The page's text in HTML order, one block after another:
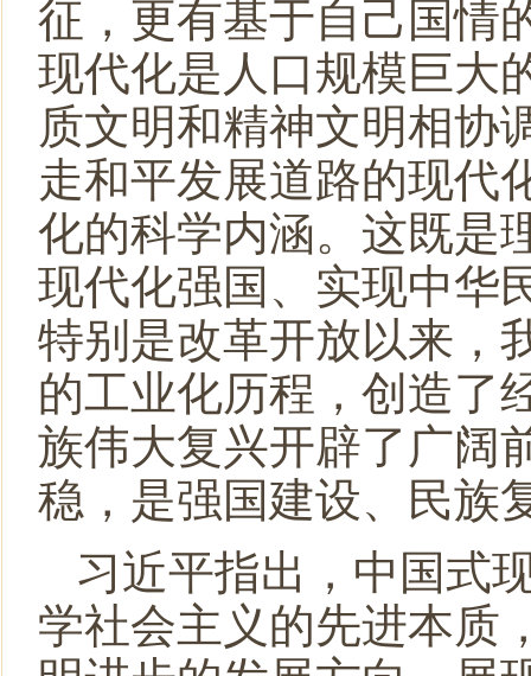
征，更有基于自己国情
现代化是人口规模巨大
质文明和精神文明相协
走和平发展道路的现代
化的科学内涵。这既是
现代化强国、实现中华
特别是改革开放以来，
的工业化历程，创造了
族伟大复兴开辟了广阔
稳，是强国建设、民族
习近平指出，中国式
学社会主义的先进本质